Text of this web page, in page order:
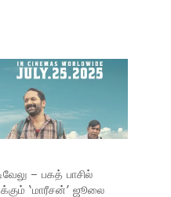
– பகத் பாசில்
‘மாரீசன்’ ஜூலை